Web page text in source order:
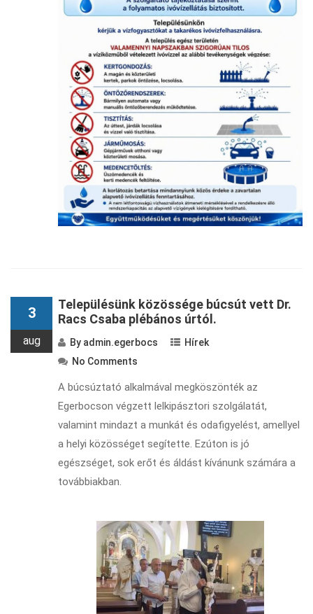
3
aug
Településünk közössége búcsút vett Dr.
Racs Csaba plébános úrtól.
By admin.egerbocs
Hírek
No Comments
A búcsúztató alkalmával megköszönték az
Egerbocson végzett lelkipásztori szolgálatát,
valamint mindazt a munkát és odafigyelést, amellyel
a helyi közösséget segítette. Ezúton is jó
egészséget, sok erőt és áldást kívánunk számára a
továbbiakban.